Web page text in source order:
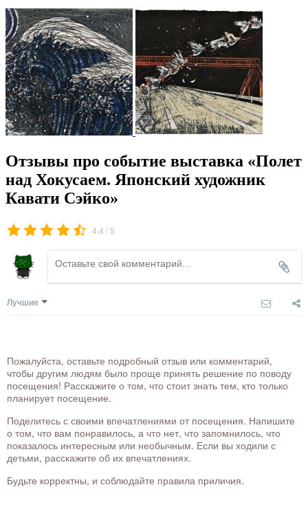
Отзывы про событие выставка «Полет
над Хокусаем. Японский художник
Кавати Сэйко»
4.4 / 5
Лучшие
Пожалуйста, оставьте подробный отзыв или комментарий,
чтобы другим людям было проще принять решение по поводу
посещения! Расскажите о том, что стоит знать тем, кто только
планирует посещение.
Поделитесь с своими впечатлениями от посещения. Напишите
о том, что вам понравилось, а что нет, что запомнилось, что
показалось интересным или необычным. Если вы ходили с
детьми, расскажите об их впечатлениях.
Будьте корректны, и соблюдайте правила приличия.